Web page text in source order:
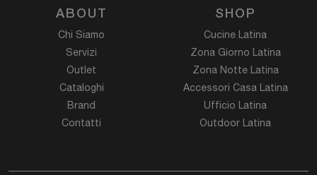
ABOUT
Chi Siamo
Servizi
Outlet
Cataloghi
Brand
Contatti
SHOP
Cucine Latina
Zona Giorno Latina
Zona Notte Latina
Accessori Casa Latina
Ufficio Latina
Outdoor Latina